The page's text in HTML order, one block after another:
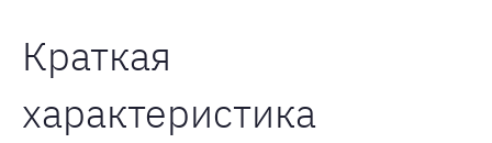
Краткая
характеристика